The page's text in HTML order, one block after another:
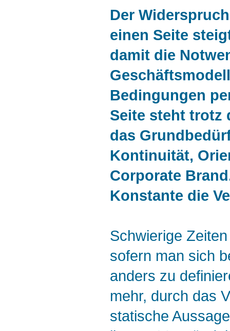
Der
einen Seite
damit die
Bedingungen
Seite steht trotz
das
Kontinuität,
Corporate
Konstante die
Schwierige
sofern man sich
anders zu
mehr, durch das
statische